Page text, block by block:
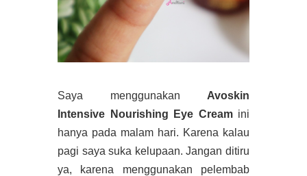
Saya menggunakan Avoskin
Intensive Nourishing Eye Creamini
hanya pada malam hari. Karena kalau
pagi saya suka kelupaan. Jangan ditiru
ya, karena menggunakan pelembab